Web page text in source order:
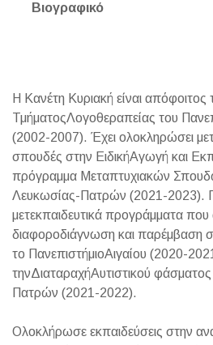
Βιογραφικό
Η Κανέτη Κυριακή είναι απόφοιτος
ΤμήματοςΛογοθεραπείας του
(2002-2007). Έχει ολοκληρώσει
σπουδές στην ΕιδικήΑγωγή και
πρόγραμμα Μεταπτυχιακών
Λευκωσίας-Πατρών (2021-2023).
μετεκπαιδευτικά προγράμματα
διαφοροδιάγνωση και παρέμβαση
το ΠανεπιστήμιοΑιγαίου (2020-
τηνΔιαταραχήΑυτιστικού
Πατρών (2021-2022).
Ολοκλήρωσε εκπαιδεύσεις στην